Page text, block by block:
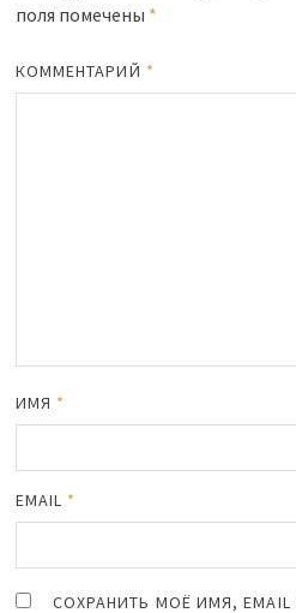
поля помечены *
КОММЕНТАРИЙ *
ИМЯ *
EMAIL *
СОХРАНИТЬ МОЁ ИМЯ,